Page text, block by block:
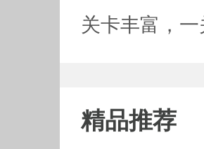
关卡丰富，一
精品推荐